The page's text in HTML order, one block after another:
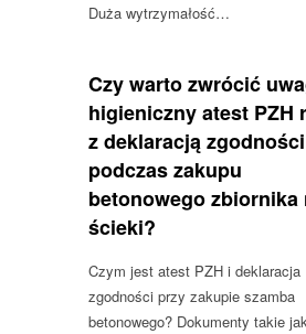
Duża wytrzymałość…
Czy warto zwrócić
higieniczny atest PZH
z deklaracją zgodności
podczas zakupu
betonowego zbiornika
ścieki?
Czym jest atest PZH i deklaracja
zgodności przy zakupie szamba
betonowego? Dokumenty takie